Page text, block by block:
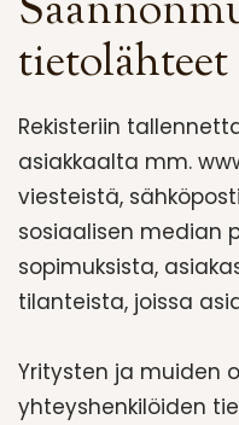
tietolähteet
Rekisteriin
asiakkaalta mm.
viesteistä,
sosiaalisen median
sopimuksista,
tilanteista, joissa
Yritysten ja muiden
yhteyshenkilöiden